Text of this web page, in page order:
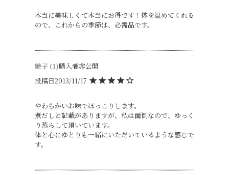
本当に美味しくて本当にお得です！体を温めてくれる
ので、これからの季節は、必需品です。
艶子 1 購入者非公開
投稿日2013/11/17
やわらかいお味でほっこりします。
煮だしと記載がありますが、私は面倒なので、ゆっく
り蒸らして頂いています。
体と心にゆとりも一緒にいただいているような感じで
す。